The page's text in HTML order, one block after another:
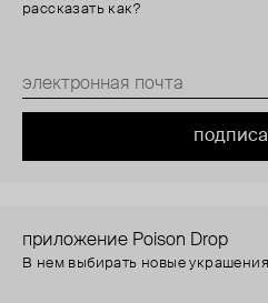
рассказать как?
приложение Poison Drop
В нем выбирать новые